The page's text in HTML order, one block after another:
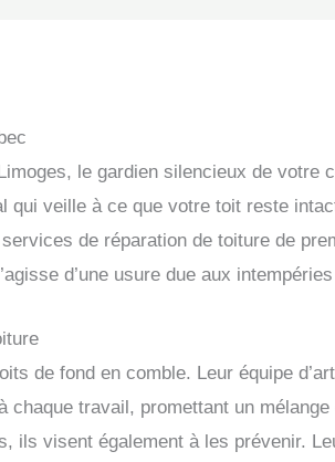
le gardien silencieux de
qui veille à ce que votre toit reste
de réparation de toiture de
d’une usure due aux
de fond en comble. Leur équipe
chaque travail, promettant un
ils visent également à les prévenir.